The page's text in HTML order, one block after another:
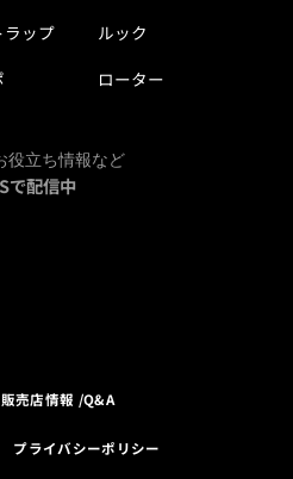
ラップ
ルック
ローター
役立ち情報など
で配信中
売店情報 /Q&A
プライバシーポリシー